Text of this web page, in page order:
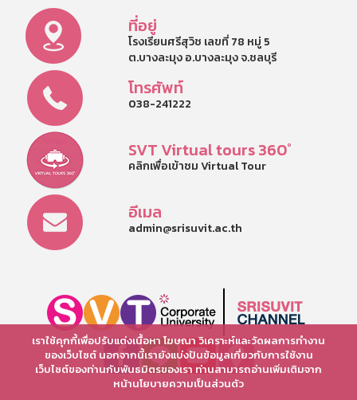
ที่อยู่
โรงเรียนศรีสุวิช เลขที่ 78 หมู่ 5
ต.บางละมุง อ.บางละมุง จ.ชลบุรี
โทรศัพท์
038-241222
SVT Virtual tours 360°
คลิกเพื่อเข้าชม Virtual Tour
อีเมล
admin@srisuvit.ac.th
เราใช้คุกกี้เพื่อปรับแต่งเนื้อหา โฆษณา วิเคราะห์และวัดผลการทำงาน
ของเว็บไซต์ นอกจากนี้เรายังแบ่งปันข้อมูลเกี่ยวกับการใช้งาน
เว็บไซต์ของท่านกับพันธมิตรของเรา ท่านสามารถอ่านเพิ่มเติมจาก
หน้านโยบายความเป็นส่วนตัว